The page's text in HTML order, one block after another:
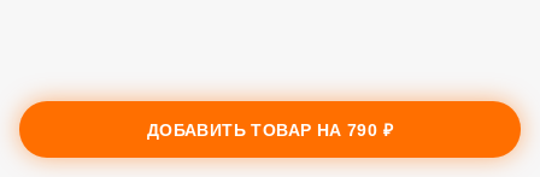
ДОБАВИТЬ ТОВАР НА790 ₽